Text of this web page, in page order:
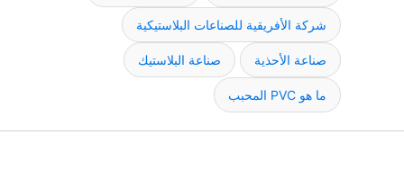
شركة الأفريقية للصناعات البلاستيكية
صناعة الأحذية صناعة البلاستيك
ما هو PVC المحبب